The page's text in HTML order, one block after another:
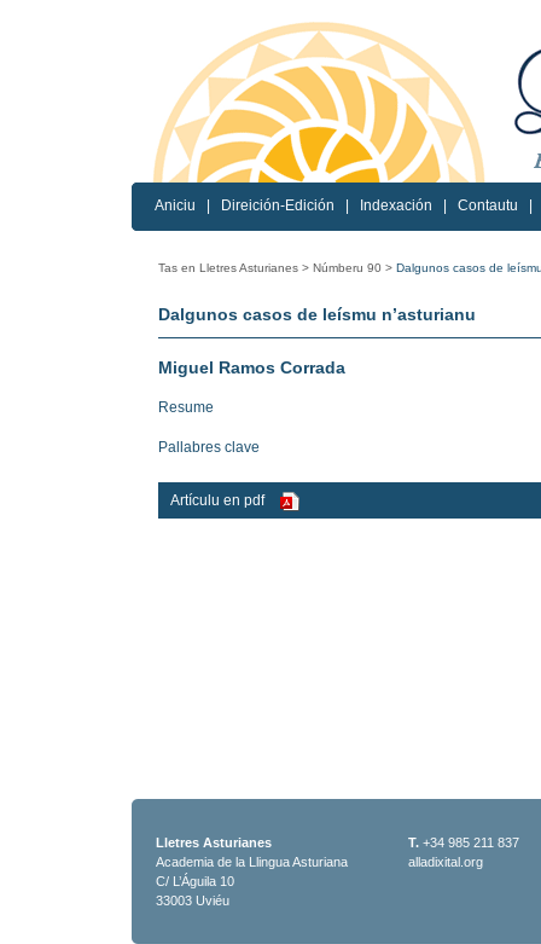
Aniciu Direición-Edición Indexación Contautu
Tas en Lletres Asturianes > Númberu 90 > Dalgunos casos de
Dalgunos casos de leísmu n’asturianu
Miguel Ramos Corrada
Resume
Pallabres clave
Artículu en pdf
Lletres Asturianes
Academia de la Llingua Asturiana
C/ L’Águila 10
33003 Uviéu
T. +34 985 211 837
alladixital.org